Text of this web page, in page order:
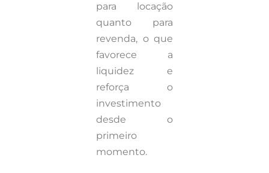
para locação
quanto para
revenda, o que
favorece a
liquidez e
reforça o
investimento
desde o
primeiro
momento.